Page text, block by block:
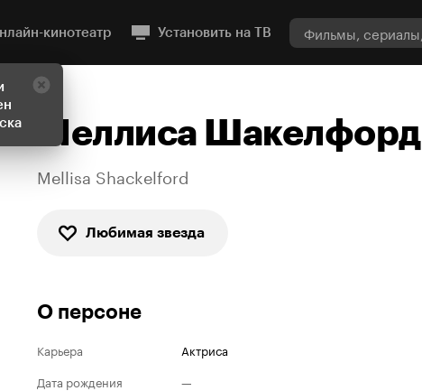
кинотеатр Установить на ТВ
Меллиса Шакелфорд
Mellisa Shackelford
Любимая звезда
О персоне
Карьера
Актриса
Дата рождения
—